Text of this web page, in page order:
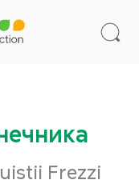
Frezzi